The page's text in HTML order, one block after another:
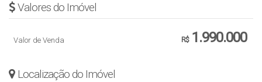
Valores do Imóvel
R$1.990.000
Valor de Venda
Localização do Imóvel